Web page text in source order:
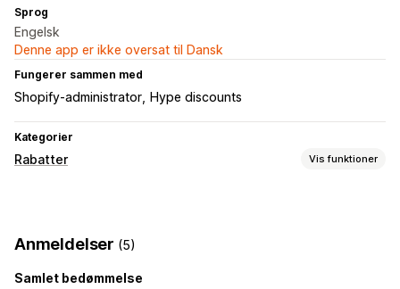
Sprog
Engelsk
Denne app er ikke oversat til Dansk
Fungerer sammen med
Shopify-administrator Hype discounts
Kategorier
Rabatter Vis funktioner
Masseredigering
Anmeldelser (5)
Samlet bedømmelse